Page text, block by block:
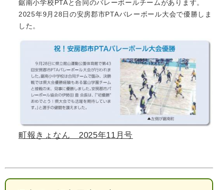
鋸南小学校PTAと合同のバレーボールチームがあります。
2025年9月28日の安房郡市PTAバレーボール大会で優勝しま
した。
町報きょなん 2025年11月号